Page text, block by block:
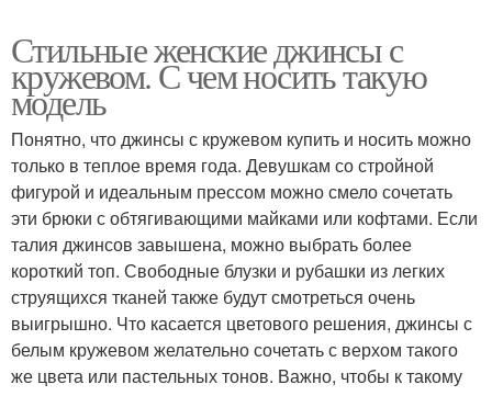
Стильные женские джинсы с
кружевом. С чем носить такую
модель
Понятно, что джинсы с кружевом купить и носить можно
только в теплое время года. Девушкам со стройной
фигурой и идеальным прессом можно смело сочетать
эти брюки с обтягивающими майками или кофтами. Если
талия джинсов завышена, можно выбрать более
короткий топ. Свободные блузки и рубашки из легких
струящихся тканей также будут смотреться очень
выигрышно. Что касается цветового решения, джинсы с
белым кружевом желательно сочетать с верхом такого
же цвета или пастельных тонов. Важно, чтобы к такому